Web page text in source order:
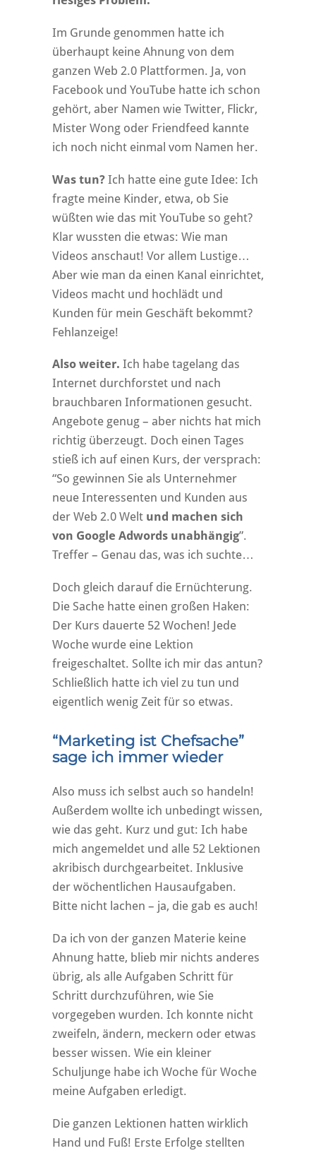
Im Grunde genommen hatte ich
überhaupt keine Ahnung von dem
ganzen Web 2.0 Plattformen. Ja, von
Facebook und YouTube hatte ich schon
gehört, aber Namen wie Twitter, Flickr,
Mister Wong oder Friendfeed kannte
ich noch nicht einmal vom Namen her.
Was tun? Ich hatte eine gute Idee: Ich
fragte meine Kinder, etwa, ob Sie
wüßten wie das mit YouTube so geht?
Klar wussten die etwas: Wie man
Videos anschaut! Vor allem Lustige…
Aber wie man da einen Kanal einrichtet,
Videos macht und hochlädt und
Kunden für mein Geschäft bekommt?
Fehlanzeige!
Also weiter. Ich habe tagelang das
Internet durchforstet und nach
brauchbaren Informationen gesucht.
Angebote genug – aber nichts hat mich
richtig überzeugt. Doch einen Tages
stieß ich auf einen Kurs, der versprach:
“So gewinnen Sie als Unternehmer
neue Interessenten und Kunden aus
der Web 2.0 Welt und machen sich
von Google Adwords unabhängig”.
Treffer – Genau das, was ich suchte…
Doch gleich darauf die Ernüchterung.
Die Sache hatte einen großen Haken:
Der Kurs dauerte 52 Wochen! Jede
Woche wurde eine Lektion
freigeschaltet. Sollte ich mir das antun?
Schließlich hatte ich viel zu tun und
eigentlich wenig Zeit für so etwas.
“Marketing ist Chefsache”
sage ich immer wieder
Also muss ich selbst auch so handeln!
Außerdem wollte ich unbedingt wissen,
wie das geht. Kurz und gut: Ich habe
mich angemeldet und alle 52 Lektionen
akribisch durchgearbeitet. Inklusive
der wöchentlichen Hausaufgaben.
Bitte nicht lachen – ja, die gab es auch!
Da ich von der ganzen Materie keine
Ahnung hatte, blieb mir nichts anderes
übrig, als alle Aufgaben Schritt für
Schritt durchzuführen, wie Sie
vorgegeben wurden. Ich konnte nicht
zweifeln, ändern, meckern oder etwas
besser wissen. Wie ein kleiner
Schuljunge habe ich Woche für Woche
meine Aufgaben erledigt.
Die ganzen Lektionen hatten wirklich
Hand und Fuß! Erste Erfolge stellten